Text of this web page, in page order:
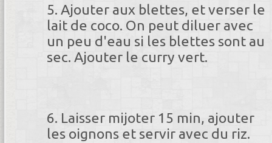
Ajouter aux blettes, et verser le
lait de coco. On peut diluer avec
un peu d'eau si les blettes sont au
sec. Ajouter le curry vert.
Laisser mijoter 15 min, ajouter
les oignons et servir avec du riz.